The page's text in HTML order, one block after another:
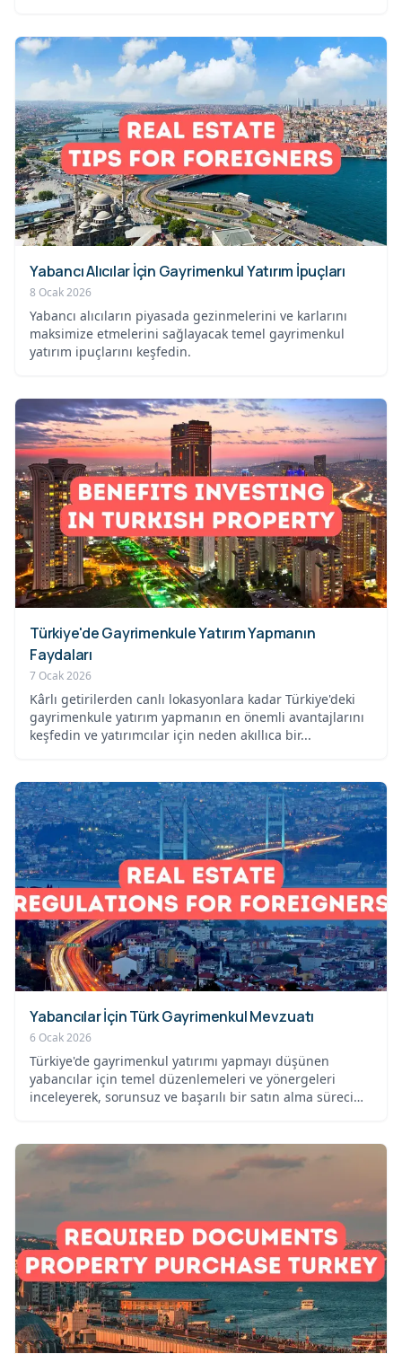
Yabancı Alıcılar İçin Gayrimenkul Yatırım İpuçları
8 Ocak 2026
Yabancı alıcıların piyasada gezinmelerini ve karlarını
maksimize etmelerini sağlayacak temel gayrimenkul
yatırım ipuçlarını keşfedin.
Türkiye'de Gayrimenkule Yatırım Yapmanın
Faydaları
7 Ocak 2026
Kârlı getirilerden canlı lokasyonlara kadar Türkiye'deki
gayrimenkule yatırım yapmanın en önemli avantajlarını
keşfedin ve yatırımcılar için neden akıllıca bir...
Yabancılar İçin Türk Gayrimenkul Mevzuatı
6 Ocak 2026
Türkiye'de gayrimenkul yatırımı yapmayı düşünen
yabancılar için temel düzenlemeleri ve yönergeleri
inceleyerek, sorunsuz ve başarılı bir satın alma süreci